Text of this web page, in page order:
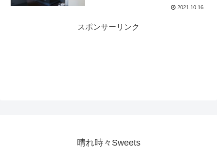
2021.10.16
スポンサーリンク
晴れ時々Sweets